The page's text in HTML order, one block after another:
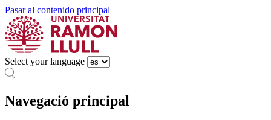
Pasar al contenido principal
Select your language
Navegació principal